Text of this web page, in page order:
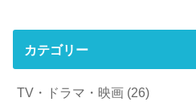
カテゴリー
TV・ドラマ・映画 (26)